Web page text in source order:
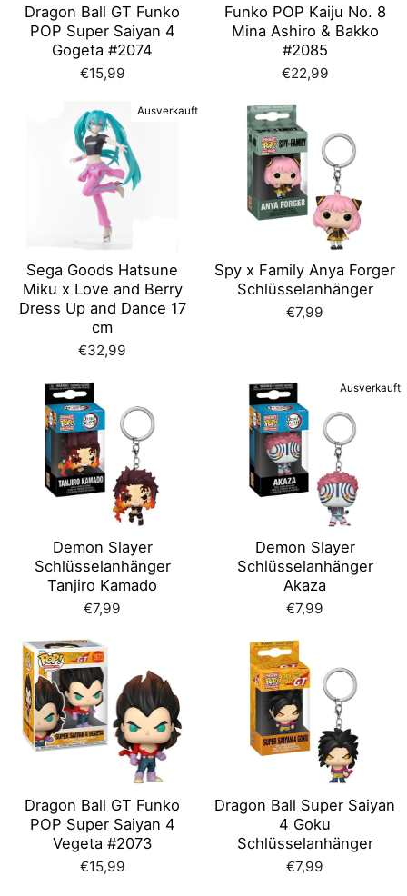
Dragon Ball GT Funko
POP Super Saiyan 4
Gogeta #2074
€15,99
Funko POP Kaiju No. 8
Mina Ashiro & Bakko
#2085
€22,99
Ausverkauft
Sega Goods Hatsune
Miku x Love and Berry
Dress Up and Dance 17
cm
€32,99
Spy x Family Anya Forger
Schlüsselanhänger
€7,99
Demon Slayer
Schlüsselanhänger
Tanjiro Kamado
€7,99
Ausverkauft
Demon Slayer
Schlüsselanhänger
Akaza
€7,99
Dragon Ball GT Funko
POP Super Saiyan 4
Vegeta #2073
€15,99
Dragon Ball Super Saiyan
4 Goku
Schlüsselanhänger
€7,99